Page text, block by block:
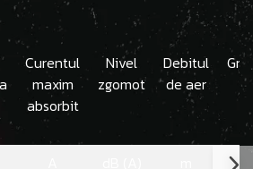
Curentul
maxim
absorbit
Nivel
zgomot
Debitul
de aer